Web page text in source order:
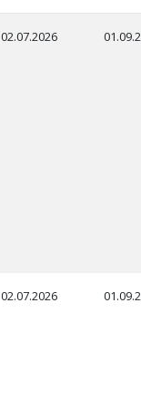
02.07.2026
02.07.2026